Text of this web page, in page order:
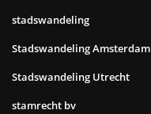
stadswandeling
Stadswandeling Amsterdam
Stadswandeling Utrecht
stamrecht bv